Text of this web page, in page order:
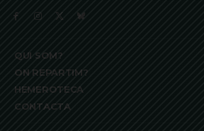
QUI SOM?
ON REPARTIM?
HEMEROTECA
CONTACTA